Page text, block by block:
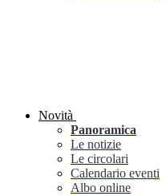
Novità
Panoramica
Le notizie
Le circolari
Calendario eventi
Albo online